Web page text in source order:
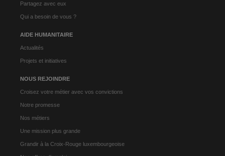
Partagez avec eux
Qui a besoin de vous ?
AIDE HUMANITAIRE
Actualités
Projets et initiatives
NOUS REJOINDRE
Croisez votre métier avec vos convictions
Notre promesse
Nos métiers
Une mission plus grande
Grandir à la Croix-Rouge luxembourgeoise